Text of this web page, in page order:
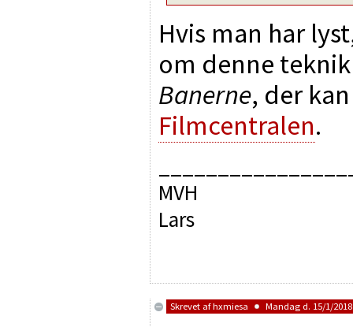
Hvis man har
om denne
Banerne, der
Filmcentralen.
MVH
Lars
Skrevet afhxmiesa Mandag d. 15/1/